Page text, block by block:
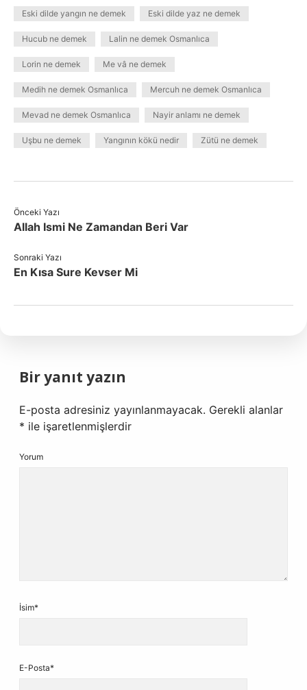
Eski dilde yangın ne demek Eski dilde yaz ne demek
Hucub ne demek Lalin ne demek Osmanlıca
Lorin ne demek Me vâ ne demek
Medih ne demek Osmanlıca Mercuh ne demek Osmanlıca
Mevad ne demek Osmanlıca Nayir anlamı ne demek
Uşbu ne demek Yangının kökü nedir Zütü ne demek
Önceki Yazı
Allah Ismi Ne Zamandan Beri Var
Sonraki Yazı
En Kısa Sure Kevser Mi
Bir yanıt yazın
E-posta adresiniz yayınlanmayacak. Gerekli alanlar
* ile işaretlenmişlerdir
Yorum
İsim*
E-Posta*